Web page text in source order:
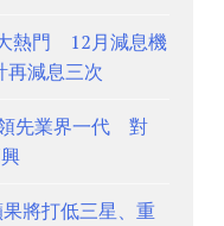
熱門 12月減息機
再減息三次
先業界一代 對
將打低三星、重